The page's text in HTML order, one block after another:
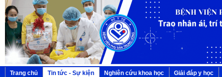
Trang chủ Tin tức - Sự kiện Nghiên cứu khoa học
Giải đáp y học